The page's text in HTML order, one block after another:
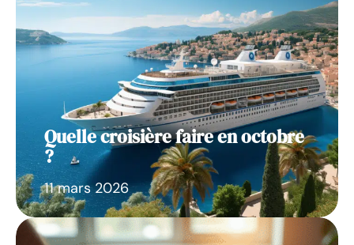
Quelle croisière faire en octobre
?
11 mars 2026